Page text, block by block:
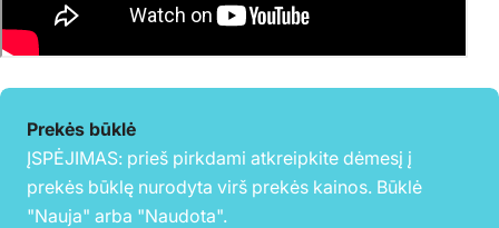
Prekės būklė
ĮSPĖJIMAS: prieš pirkdami atkreipkite dėmesį į
prekės būklę nurodyta virš prekės kainos. Būklė
"Nauja" arba "Naudota".